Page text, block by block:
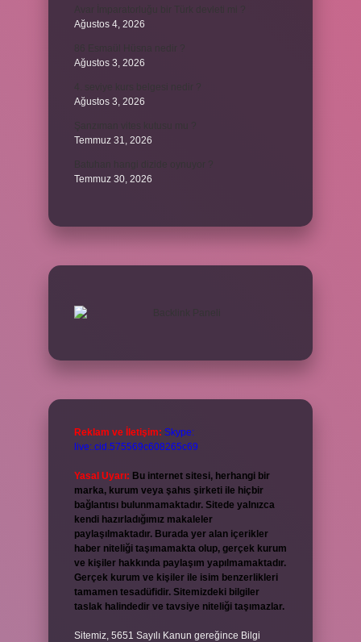
Ağustos 4, 2026
Ağustos 3, 2026
Ağustos 3, 2026
Temmuz 31, 2026
Temmuz 30, 2026
Reklam ve İletişim: Skype:
live:.cid.575569c608265c69
Yasal Uyarı: Bu internet sitesi, herhangi bir
marka, kurum veya şahıs şirketi ile hiçbir
bağlantısı bulunmamaktadır. Sitede yalnızca
kendi hazırladığımız makaleler
paylaşılmaktadır. Burada yer alan içerikler
haber niteliği taşımamakta olup, gerçek kurum
ve kişiler hakkında paylaşım yapılmamaktadır.
Gerçek kurum ve kişiler ile isim benzerlikleri
tamamen tesadüfidir. Sitemizdeki bilgiler
taslak halindedir ve tavsiye niteliği taşımazlar.
Sitemiz, 5651 Sayılı Kanun gereğince Bilgi